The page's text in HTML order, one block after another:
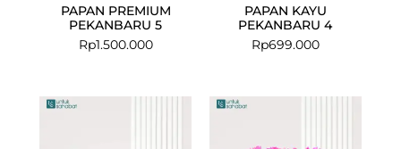
PAPAN PREMIUM
PEKANBARU 5
Rp1.500.000
PAPAN KAYU
PEKANBARU 4
Rp699.000